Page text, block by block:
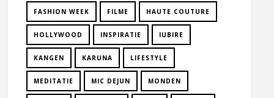
FASHION WEEK FILME HAUTE COUTURE
HOLLYWOOD INSPIRATIE IUBIRE
KANGEN KARUNA LIFESTYLE
MEDITATIE MIC DEJUN MONDEN